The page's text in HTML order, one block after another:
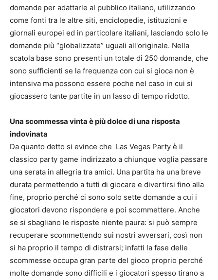
domande per adattarle al pubblico italiano, utilizzando
come fonti tra le altre siti, enciclopedie, istituzioni e
giornali europei ed in particolare italiani, lasciando solo le
domande più “globalizzate” uguali all'originale. Nella
scatola base sono presenti un totale di 250 domande, che
sono sufficienti se la frequenza con cui si gioca non è
intensiva ma possono essere poche nel caso in cui si
giocassero tante partite in un lasso di tempo ridotto.
Una scommessa vinta è più dolce di una risposta
indovinata
Da quanto detto si evince che Las Vegas Party è il
classico party game indirizzato a chiunque voglia passare
una serata in allegria tra amici. Una partita ha una breve
durata permettendo a tutti di giocare e divertirsi fino alla
fine, proprio perché ci sono solo sette domande a cui i
giocatori devono rispondere e poi scommettere. Anche
se si sbagliano le risposte niente paura: si può sempre
recuperare scommettendo sui nostri avversari, così non
si ha proprio il tempo di distrarsi; infatti la fase delle
scommesse occupa gran parte del gioco proprio perché
molte domande sono difficili e i giocatori spesso tirano a